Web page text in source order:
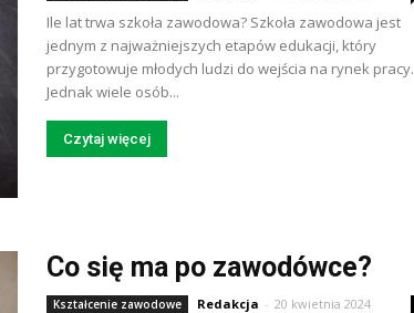
Ile lat trwa szkoła zawodowa? Szkoła zawodowa jest
jednym z najważniejszych etapów edukacji, który
przygotowuje młodych ludzi do wejścia na rynek pracy.
Jednak wiele osób...
Czytaj więcej
Co się ma po zawodówce?
Kształcenie zawodowe Redakcja - 20 kwietnia 2024